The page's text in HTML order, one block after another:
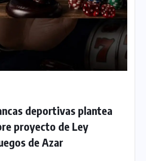
deportivas plantea
proyecto de Ley
de Azar